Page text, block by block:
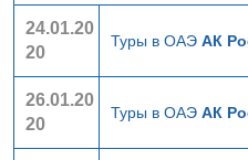
24.01.20
20
Туры в ОАЭ АК
26.01.20
20
Туры в ОАЭ АК